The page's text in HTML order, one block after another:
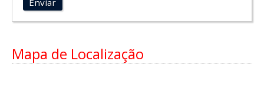
Mapa de Localização